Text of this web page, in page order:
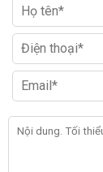
Màu vải PVC có